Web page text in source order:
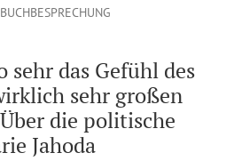
BUCHBESPRECHUNG
sehr das Gefühl des
sehr großen
die politische
Jahoda